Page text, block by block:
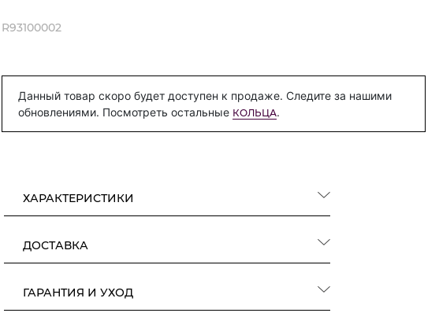
R93100002
Данный товар скоро будет доступен к продаже. Следите за нашими
обновлениями. Посмотреть остальные КОЛЬЦА.
ХАРАКТЕРИСТИКИ
ДОСТАВКА
ГАРАНТИЯ И УХОД